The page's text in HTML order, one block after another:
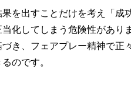
果を出すことだけを考え「成
化してしまう危険性があり
づき、フェアプレー精神で正
のです。